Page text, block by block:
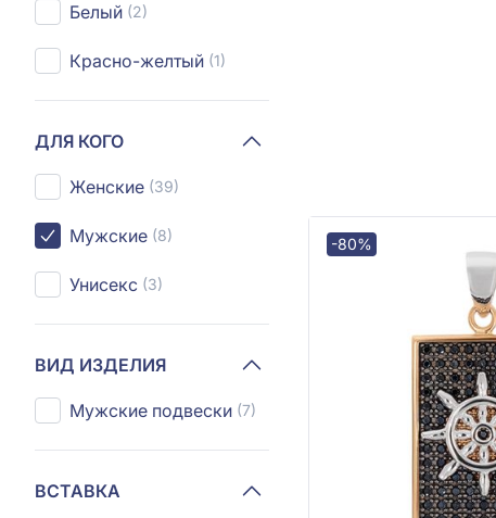
Белый (2)
Красно-желтый (1)
ДЛЯ КОГО
Женские (39)
Мужские (8)
Унисекс (3)
ВИД ИЗДЕЛИЯ
Мужские подвески (7)
ВСТАВКА
-80%